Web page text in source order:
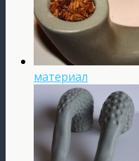
материал